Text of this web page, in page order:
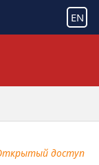
EN
доступ